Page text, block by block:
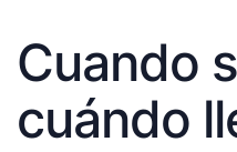
Cuando
cuándo